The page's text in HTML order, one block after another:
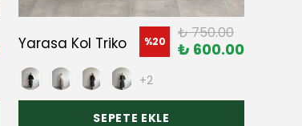
Yarasa Kol Triko %20 ₺ 750.00
₺ 600.00
+2
SEPETE EKLE